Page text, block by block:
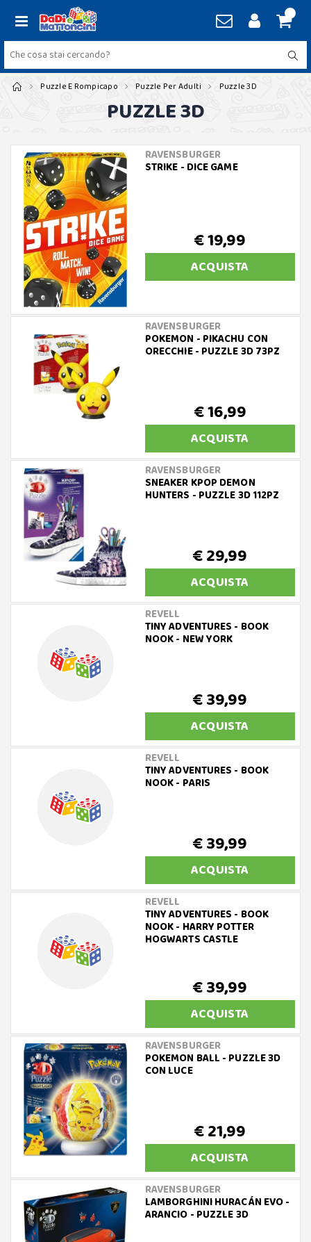
Puzzle E Rompicapo Puzzle Per Adulti Puzzle 3D
PUZZLE 3D
RAVENSBURGER
STRIKE - DICE GAME
€ 19,99
ACQUISTA
RAVENSBURGER
POKEMON - PIKACHU CON
ORECCHIE - PUZZLE 3D 73PZ
€ 16,99
ACQUISTA
RAVENSBURGER
SNEAKER KPOP DEMON
HUNTERS - PUZZLE 3D 112PZ
€ 29,99
ACQUISTA
REVELL
TINY ADVENTURES - BOOK
NOOK - NEW YORK
€ 39,99
ACQUISTA
REVELL
TINY ADVENTURES - BOOK
NOOK - PARIS
€ 39,99
ACQUISTA
REVELL
TINY ADVENTURES - BOOK
NOOK - HARRY POTTER
HOGWARTS CASTLE
€ 39,99
ACQUISTA
RAVENSBURGER
POKEMON BALL - PUZZLE 3D
CON LUCE
€ 21,99
ACQUISTA
RAVENSBURGER
LAMBORGHINI HURACÁN EVO -
ARANCIO - PUZZLE 3D